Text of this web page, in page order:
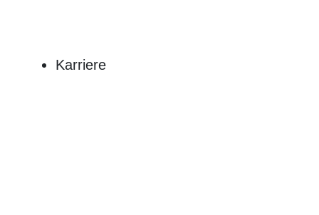
Karriere